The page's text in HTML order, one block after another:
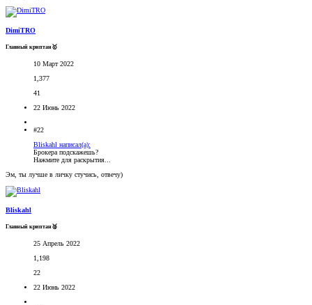
DimiTRO
Главный криптан🥇
10 Март 2022
1,377
41
22 Июнь 2022
#22
Bliskahl написал(а):
Брокера подскажешь?
Нажмите для раскрытия...
Эм, ты лучше в личку стучись, отвечу)
Bliskahl
Главный криптан🥈
25 Апрель 2022
1,198
22
22 Июнь 2022